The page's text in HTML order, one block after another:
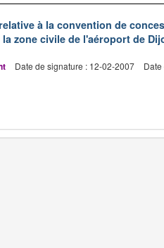
à la convention de
zone civile de l'aéroport de
Date de signature : 12-02-2007